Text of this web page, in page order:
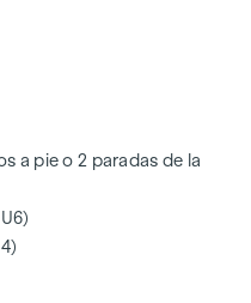
alguna por nuestra
está sujeta a las
y a la Ordenanza
Federal de
Federal 297/1996.
negocio
a pie o 2 paradas de la